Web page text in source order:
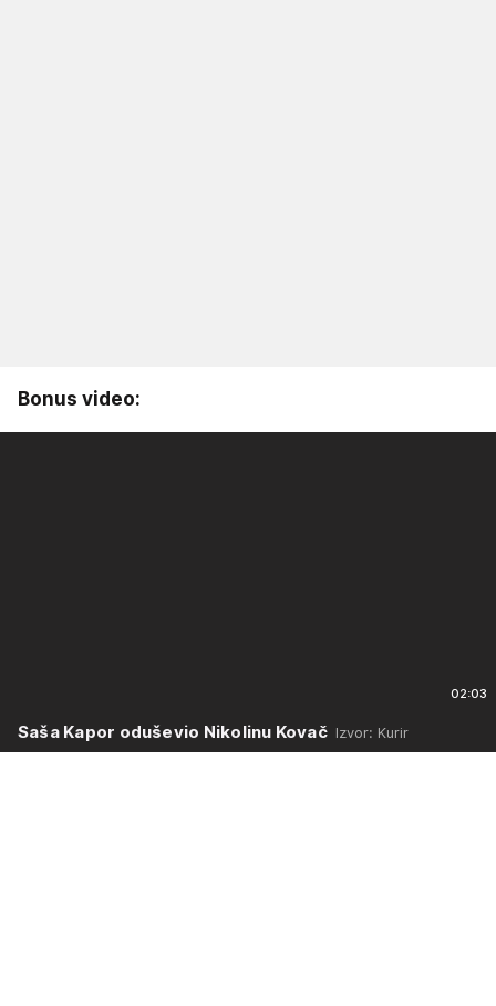
Bonus video:
02:03
Saša Kapor oduševio Nikolinu KovačIzvor: Kurir